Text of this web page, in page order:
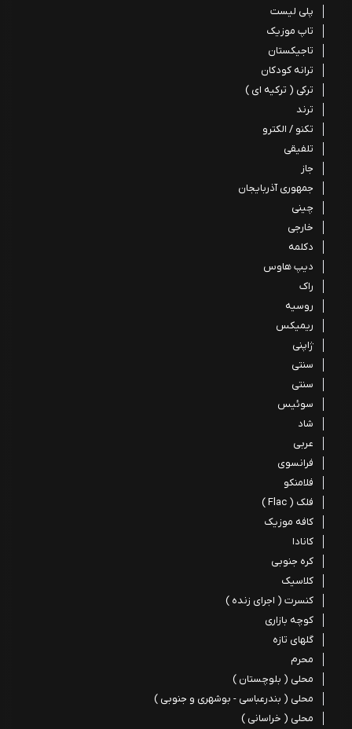
پلی لیست
تاپ موزیک
تاجیکستان
ترانه کودکان
ترکی ( ترکیه ای )
ترند
تکنو / الکترو
تلفیقی
جاز
جمهوری آذربایجان
چینی
خارجی
دکلمه
دیپ هاوس
راک
روسیه
ریمیکس
ژاپنی
سنتی
سنتی
سوئیس
شاد
عربی
فرانسوی
فلامنکو
فلک ( Flac )
کافه موزیک
کانادا
کره جنوبی
کلاسیک
کنسرت ( اجرای زنده )
کوچه بازاری
گلهای تازه
محرم
محلی ( بلوچستان )
محلی ( بندرعباسی - بوشهری و جنوبی )
محلی ( خراسانی )